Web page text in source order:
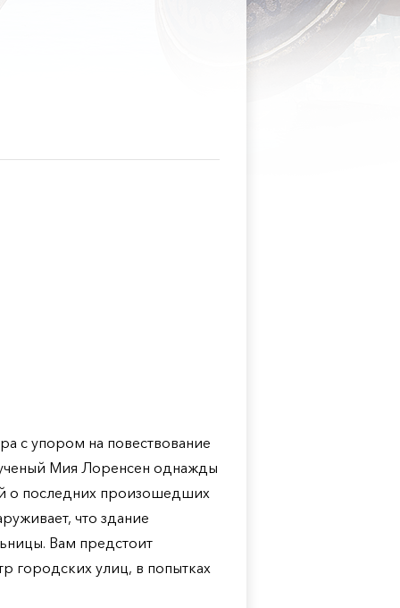
с упором на повествование
Мия Лоренсен однажды
о последних произошедших
что здание
Вам предстоит
городских улиц, в попытках